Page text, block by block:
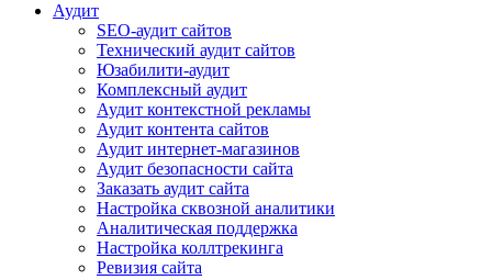
Аудит
SEO-аудит сайтов
Технический аудит сайтов
Юзабилити-аудит
Комплексный аудит
Аудит контекстной рекламы
Аудит контента сайтов
Аудит интернет-магазинов
Аудит безопасности сайта
Заказать аудит сайта
Настройка сквозной аналитики
Аналитическая поддержка
Настройка коллтрекинга
Ревизия сайта